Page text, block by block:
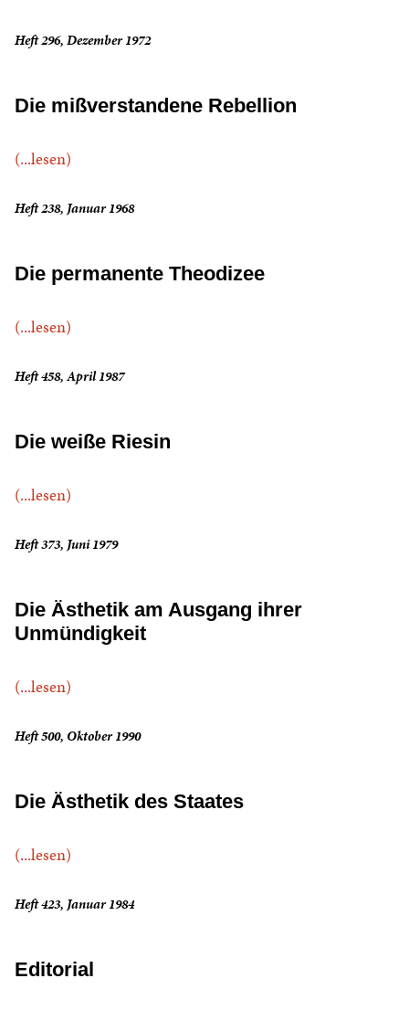
Heft 296, Dezember 1972
Die mißverstandene Rebellion
(...lesen)
Heft 238, Januar 1968
Die permanente Theodizee
(...lesen)
Heft 458, April 1987
Die weiße Riesin
(...lesen)
Heft 373, Juni 1979
Die Ästhetik am Ausgang ihrer
Unmündigkeit
(...lesen)
Heft 500, Oktober 1990
Die Ästhetik des Staates
(...lesen)
Heft 423, Januar 1984
Editorial